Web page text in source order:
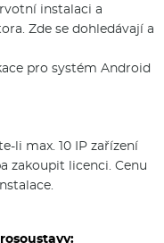
instalaci a
Zde se dohledávají a
pro systém Android
li max. 10 IP zařízení
zakoupit licenci. Cenu